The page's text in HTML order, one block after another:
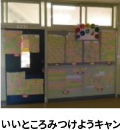
いいところみつけようキャ